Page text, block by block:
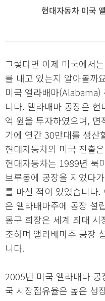
현대자동차 미국
그렇다면 이제 미국에서
를 내고 있는지 알아볼까
미국 앨라배마(Alabama)
니다. 앨라배마 공장은
억 원을 투자하였으며,
기에 연간 30만대를 생산
현대자동차의 미국 진출
현대자동차는 1989년 북
브루몽에 공장을 지었다
를 마신 적이 있었습니다
은 앨라배마주에 공장 설
몽구 회장은 세계 최대
조하며 앨라배마주 공장
니다.
2005년 미국 앨라배나 공
국 시장점유율은 높은 성